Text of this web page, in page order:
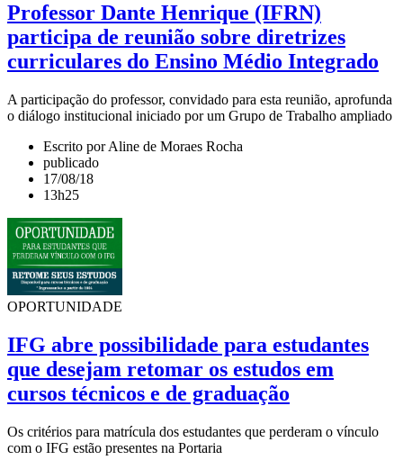
Professor Dante Henrique (IFRN)
participa de reunião sobre diretrizes
curriculares do Ensino Médio Integrado
A participação do professor, convidado para esta reunião, aprofunda
o diálogo institucional iniciado por um Grupo de Trabalho ampliado
Escrito por Aline de Moraes Rocha
publicado
17/08/18
13h25
OPORTUNIDADE
IFG abre possibilidade para estudantes
que desejam retomar os estudos em
cursos técnicos e de graduação
Os critérios para matrícula dos estudantes que perderam o vínculo
com o IFG estão presentes na Portaria